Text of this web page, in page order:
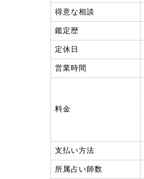
得意な相談
鑑定歴
定休日
営業時間
料金
支払い方法
所属占い師数